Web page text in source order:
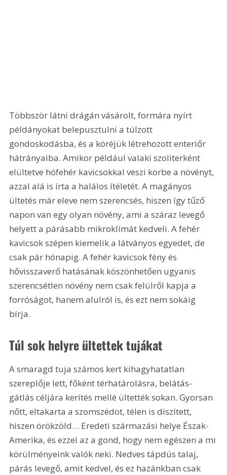
Többször látni drágán vásárolt, formára nyírt
példányokat belepusztulni a túlzott
gondoskodásba, és a köréjük létrehozott enteriőr
hátrányaiba. Amikor például valaki szoliterként
elültetve hófehér kavicsokkal veszi körbe a növényt,
azzal alá is írta a halálos ítéletét. A magányos
ültetés már eleve nem szerencsés, hiszen így tűző
napon van egy olyan növény, ami a száraz levegő
helyett a párásabb mikroklímát kedveli. A fehér
kavicsok szépen kiemelik a látványos egyedet, de
csak pár hónapig. A fehér kavicsok fény és
hővisszaverő hatásának köszönhetően ugyanis
szerencsétlen növény nem csak felülről kapja a
forróságot, hanem alulról is, és ezt nem sokáig
bírja.
Túl sok helyre ültettek tujákat
A smaragd tuja számos kert kihagyhatatlan
szereplője lett, főként térhatárolásra, belátás-
gátlás céljára kerítés mellé ültették sokan. Gyorsan
nőtt, eltakarta a szomszédot, télen is díszített,
hiszen örökzöld… Eredeti származási helye Észak-
Amerika, és ezzel az a gond, hogy nem egészen a mi
körülményeink valók neki. Nedves tápdús talaj,
párás levegő, amit kedvel, és ez hazánkban csak